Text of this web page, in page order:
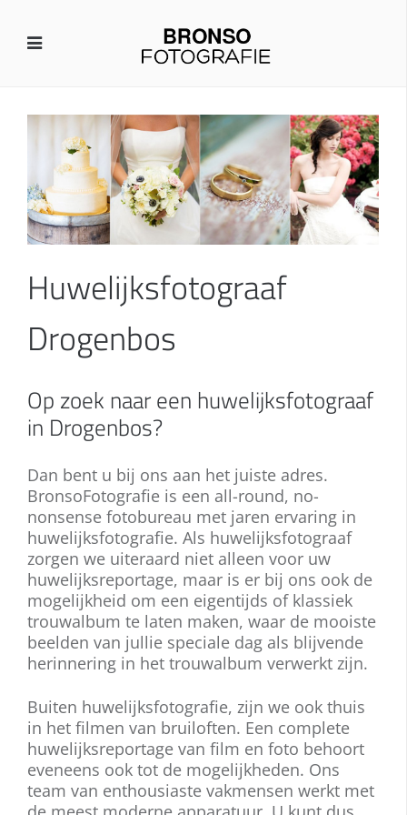
Huwelijksfotograaf
Drogenbos
Op zoek naar een huwelijksfotograaf
in Drogenbos?
Dan bent u bij ons aan het juiste adres.
BronsoFotografie is een all-round, no-
nonsense fotobureau met jaren ervaring in
huwelijksfotografie. Als huwelijksfotograaf
zorgen we uiteraard niet alleen voor uw
huwelijksreportage, maar is er bij ons ook de
mogelijkheid om een eigentijds of klassiek
trouwalbum te laten maken, waar de mooiste
beelden van jullie speciale dag als blijvende
herinnering in het trouwalbum verwerkt zijn.
Buiten huwelijksfotografie, zijn we ook thuis
in het filmen van bruiloften. Een complete
huwelijksreportage van film en foto behoort
eveneens ook tot de mogelijkheden. Ons
team van enthousiaste vakmensen werkt met